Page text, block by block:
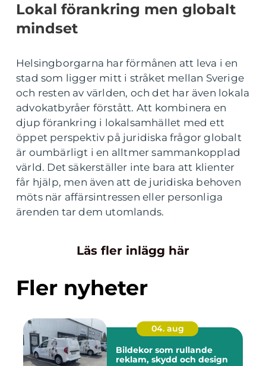
Lokal förankring men globalt
mindset
Helsingborgarna har förmånen att leva i en
stad som ligger mitt i stråket mellan Sverige
och resten av världen, och det har även lokala
advokatbyråer förstått. Att kombinera en
djup förankring i lokalsamhället med ett
öppet perspektiv på juridiska frågor globalt
är oumbärligt i en alltmer sammankopplad
värld. Det säkerställer inte bara att klienter
får hjälp, men även att de juridiska behoven
möts när affärsintressen eller personliga
ärenden tar dem utomlands.
Läs fler inlägg här
Fler nyheter
04. aug
Bildekor som rullande
reklam, skydd och design